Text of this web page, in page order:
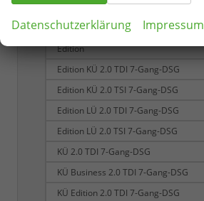
Business LÜ 2.0 TDI 7-Gang-DSG
Business LÜ 2.0 TSI 7-Gang-DSG
Edition
Edition KÜ 2.0 TDI 7-Gang-DSG
Edition KÜ 2.0 TSI 7-Gang-DSG
Edition LÜ 2.0 TDI 7-Gang-DSG
Edition LÜ 2.0 TSI 7-Gang-DSG
KÜ 2.0 TDI 7-Gang-DSG
KÜ Business 2.0 TDI 7-Gang-DSG
KÜ Edition 2.0 TDI 7-Gang-DSG
Datenschutzerklärung Impressum